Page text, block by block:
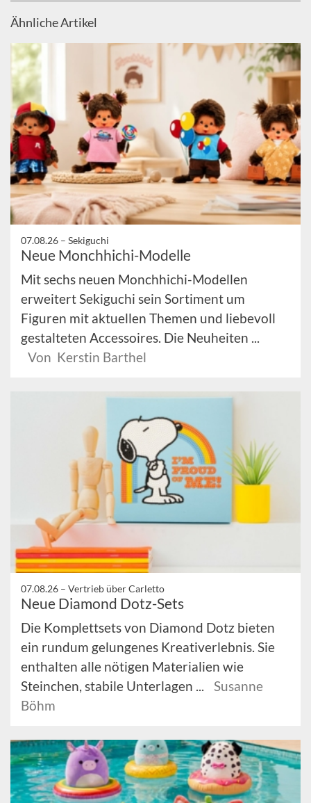
Ähnliche Artikel
07.08.26 – Sekiguchi
Neue Monchhichi-Modelle
Mit sechs neuen Monchhichi-Modellen
erweitert Sekiguchi sein Sortiment um
Figuren mit aktuellen Themen und liebevoll
gestalteten Accessoires. Die Neuheiten ...
Von Kerstin Barthel
07.08.26 – Vertrieb über Carletto
Neue Diamond Dotz-Sets
Die Komplettsets von Diamond Dotz bieten
ein rundum gelungenes Kreativerlebnis. Sie
enthalten alle nötigen Materialien wie
Steinchen, stabile Unterlagen ...
Susanne
Böhm